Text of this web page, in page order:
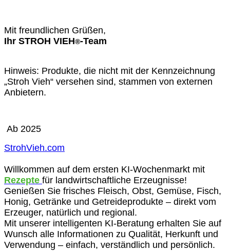
Mit freundlichen Grüßen,
Ihr STROH VIEH®-Team
Hinweis: Produkte, die nicht mit der Kennzeichnung
„Stroh Vieh“ versehen sind, stammen von externen
Anbietern.
Ab 2025
StrohVieh.com
Willkommen auf dem ersten KI-Wochenmarkt mit
Rezepte für landwirtschaftliche Erzeugnisse!
Genießen Sie frisches Fleisch, Obst, Gemüse, Fisch,
Honig, Getränke und Getreideprodukte – direkt vom
Erzeuger, natürlich und regional.
Mit unserer intelligenten KI-Beratung erhalten Sie auf
Wunsch alle Informationen zu Qualität, Herkunft und
Verwendung – einfach, verständlich und persönlich.